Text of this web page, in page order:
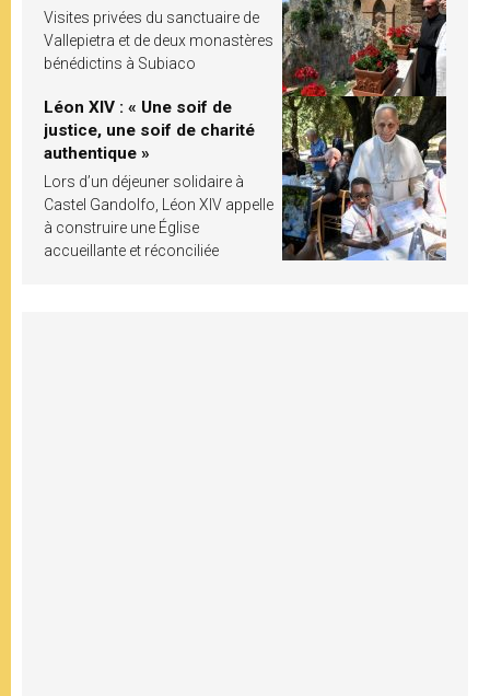
Visites privées du sanctuaire de
Vallepietra et de deux monastères
bénédictins à Subiaco
Léon XIV : « Une soif de
justice, une soif de charité
authentique »
Lors d’un déjeuner solidaire à
Castel Gandolfo, Léon XIV appelle
à construire une Église
accueillante et réconciliée